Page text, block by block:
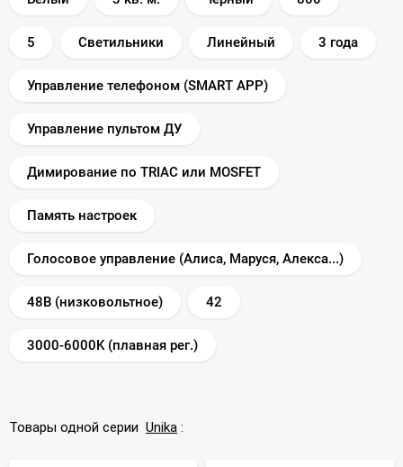
5 Светильники Линейный 3 года
Управление телефоном (SMART APP)
Управление пультом ДУ
Димирование по TRIAC или MOSFET
Память настроек
Голосовое управление (Алиса, Маруся, Алекса...)
48В (низковольтное) 42
3000-6000K (плавная рег.)
Товары одной серии Unika :